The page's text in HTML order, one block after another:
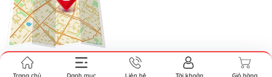
Showroom: 304/6F1 Trường Chinh, Phường
Trang chủ Danh mục Liên hệ Tài khoản Giỏ hàng